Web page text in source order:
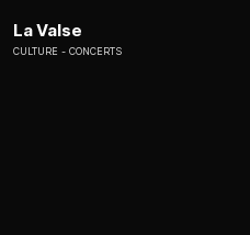
La Valse
CULTURE CONCERTS